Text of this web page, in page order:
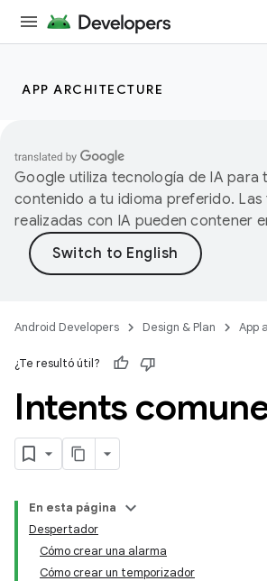
APP ARCHITECTURE
Google utiliza tecnología de IA para
contenido a tu idioma preferido.
realizadas con IA pueden contener
Android Developers Design & Plan App
¿Te resultó útil?
Intents
En esta página
Despertador
Cómo crear una alarma
Cómo crear un temporizador